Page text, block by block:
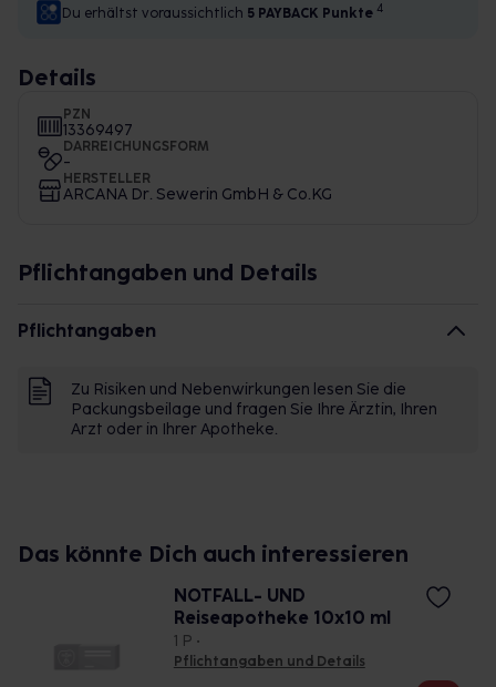
Du erhältst voraussichtlich 5 PAYBACK Punkte 4
Details
PZN
13369497
DARREICHUNGSFORM
-
HERSTELLER
ARCANA Dr. Sewerin GmbH & Co.KG
Pflichtangaben und Details
Pflichtangaben
Zu Risiken und Nebenwirkungen lesen Sie die
Packungsbeilage und fragen Sie Ihre Ärztin, Ihren
Arzt oder in Ihrer Apotheke.
Das könnte Dich auch interessieren
NOTFALL- UND
Reiseapotheke 10x10 ml
1 P •
Pflichtangaben und Details